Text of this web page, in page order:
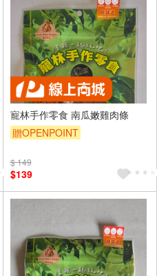
寵林手作零食 南瓜嫩雞肉條
贈OPENPOINT
$ 149
$139